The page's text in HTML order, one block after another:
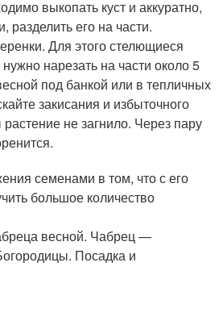
выкопать куст и аккуратно,
разделить его на части.
Для этого стелющиеся
нарезать на части около 5
под банкой или в тепличных
закисания и избыточного
не загнило. Через пару
семенами в том, что с его
большое количество